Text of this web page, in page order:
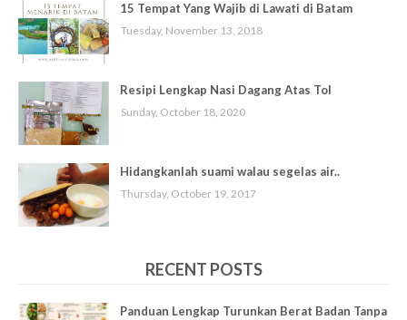
15 Tempat Yang Wajib di Lawati di Batam
Tuesday, November 13, 2018
Resipi Lengkap Nasi Dagang Atas Tol
Sunday, October 18, 2020
Hidangkanlah suami walau segelas air..
Thursday, October 19, 2017
RECENT POSTS
Panduan Lengkap Turunkan Berat Badan Tanpa